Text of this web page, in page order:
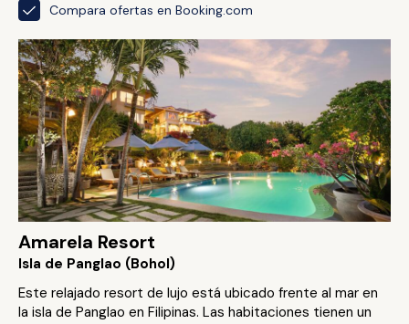
Compara ofertas en Booking.com
Amarela Resort
Isla de Panglao (Bohol)
Este relajado resort de lujo está ubicado frente al mar en
la isla de Panglao en Filipinas. Las habitaciones tienen un